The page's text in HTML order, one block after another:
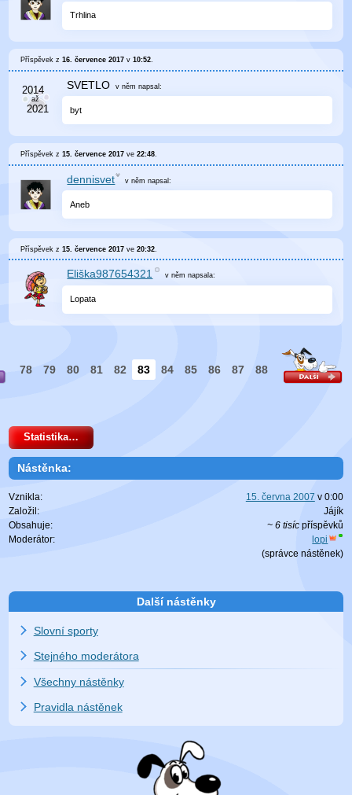
Trhlina
Příspěvek z16. července 2017 v10:52.
SVETLO v něm napsal:
byt
Příspěvek z15. července 2017 ve22:48.
dennisvet v něm napsal:
Aneb
Příspěvek z15. července 2017 ve20:32
Eliška987654321 v němnapsala:
Lopata
78 79 80 81 82 83 84 85 86 87 88
Statistika…
Nástěnka:
Vznikla: 15. června 2007 v 0:00
Založil:
Jájík
Obsahuje:
~ 6 tisícpříspěvků
Moderátor:
lopi
(správce nástěnek)
Další nástěnky
Slovní sporty
Stejného moderátora
Všechny nástěnky
Pravidla nástěnek